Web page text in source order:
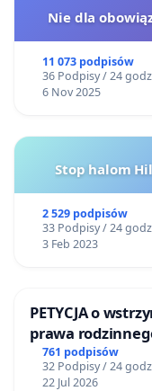
Nie dla
11 073 podpisów
36 Podpisy / 24
6 Nov 2025
Stop halom
2 529 podpisów
33 Podpisy / 24
3 Feb 2023
PETYCJA o
761 podpisów
32 Podpisy / 24
22 Jul 2026